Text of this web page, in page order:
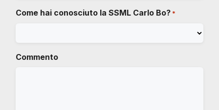
Come hai conosciuto la SSML Carlo Bo? *
Commento